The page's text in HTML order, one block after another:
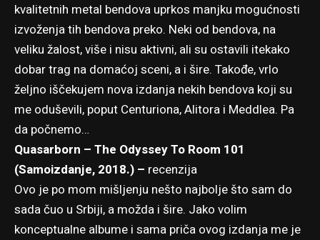
kvalitetnih metal bendova uprkos manjku mogućnosti
izvoženja tih bendova preko. Neki od bendova, na
veliku žalost, više i nisu aktivni, ali su ostavili itekako
dobar trag na domaćoj sceni, a i šire. Takođe, vrlo
željno iščekujem nova izdanja nekih bendova koji su
me oduševili, poput Centuriona, Alitora i Meddlea. Pa
da počnemo…
Quasarborn – The Odyssey To Room 101
(Samoizdanje, 2018.) – recenzija
Ovo je po mom mišljenju nešto najbolje što sam do
sada čuo u Srbiji, a možda i šire. Jako volim
konceptualne albume i sama priča ovog izdanja me je